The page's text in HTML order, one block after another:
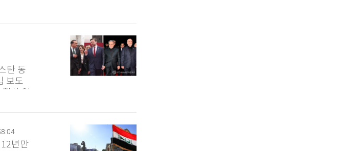
탄 동
보도
상 연
=...
년만